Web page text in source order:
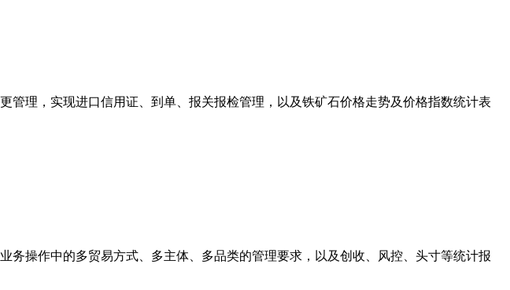
理，实现进口信用证、到单、报关报检管理，以及铁矿石价格走势及价格指数统计表
操作中的多贸易方式、多主体、多品类的管理要求，以及创收、风控、头寸等统计报